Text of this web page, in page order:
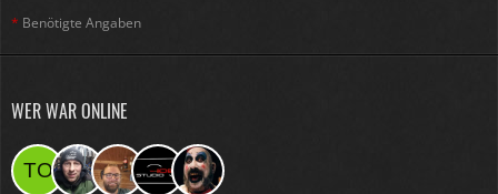
* Benötigte Angaben
WER WAR ONLINE